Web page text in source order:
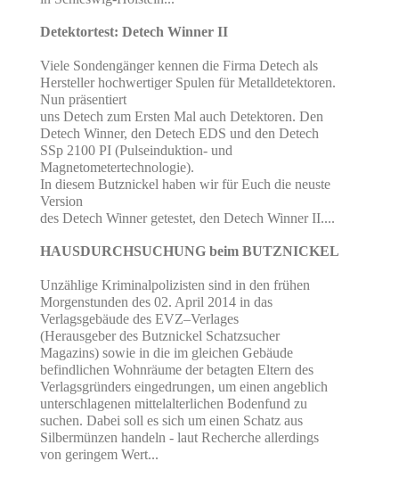
Detektortest: Detech Winner II
Viele Sondengänger kennen die Firma Detech als
Hersteller hochwertiger Spulen für Metalldetektoren.
Nun präsentiert
uns Detech zum Ersten Mal auch Detektoren. Den
Detech Winner, den Detech EDS und den Detech
SSp 2100 PI (Pulseinduktion- und
Magnetometertechnologie).
In diesem Butznickel haben wir für Euch die neuste
Version
des Detech Winner getestet, den Detech Winner II....
HAUSDURCHSUCHUNG beim BUTZNICKEL
Unzählige Kriminalpolizisten sind in den frühen
Morgenstunden des 02. April 2014 in das
Verlagsgebäude des EVZ–Verlages
(Herausgeber des Butznickel Schatzsucher
Magazins) sowie in die im gleichen Gebäude
befindlichen Wohnräume der betagten Eltern des
Verlagsgründers eingedrungen, um einen angeblich
unterschlagenen mittelalterlichen Bodenfund zu
suchen. Dabei soll es sich um einen Schatz aus
Silbermünzen handeln - laut Recherche allerdings
von geringem Wert...